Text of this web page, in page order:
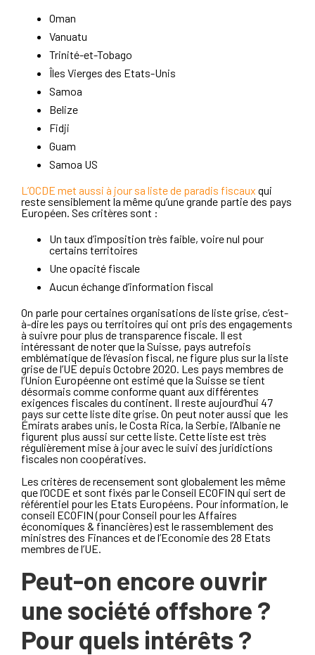
Oman
Vanuatu
Trinité-et-Tobago
Îles Vierges des Etats-Unis
Samoa
Belize
Fidji
Guam
Samoa US
L’OCDE met aussi à jour sa liste de paradis fiscaux qui
reste sensiblement la même qu’une grande partie des pays
Européen. Ses critères sont :
Un taux d’imposition très faible, voire nul pour
certains territoires
Une opacité fiscale
Aucun échange d’information fiscal
On parle pour certaines organisations de liste grise, c’est-
à-dire les pays ou territoires qui ont pris des engagements
à suivre pour plus de transparence fiscale. Il est
intéressant de noter que la Suisse, pays autrefois
emblématique de l’évasion fiscal, ne figure plus sur la liste
grise de l’UE depuis Octobre 2020. Les pays membres de
l’Union Européenne ont estimé que la Suisse se tient
désormais comme conforme quant aux différentes
exigences fiscales du continent. Il reste aujourd’hui 47
pays sur cette liste dite grise. On peut noter aussi que les
Émirats arabes unis, le Costa Rica, la Serbie, l’Albanie ne
figurent plus aussi sur cette liste. Cette liste est très
régulièrement mise à jour avec le suivi des juridictions
fiscales non coopératives.
Les critères de recensement sont globalement les même
que l’OCDE et sont fixés par le Conseil ECOFIN qui sert de
référentiel pour les Etats Européens. Pour information, le
conseil ECOFIN (pour Conseil pour les Affaires
économiques & financières) est le rassemblement des
ministres des Finances et de l’Economie des 28 Etats
membres de l’UE.
Peut-on encore ouvrir
une société offshore ?
Pour quels intérêts ?